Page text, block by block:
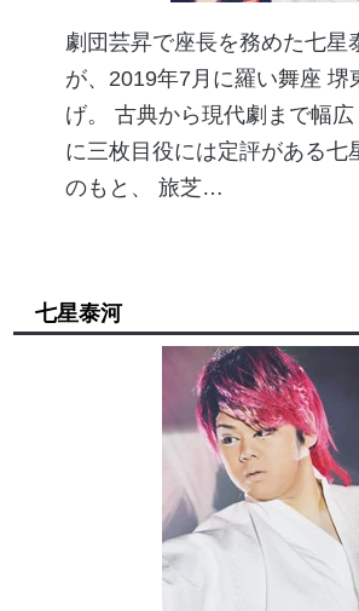
劇団芸昇で座長を務めた七星
が、2019年7月に羅い舞座 堺
げ。 古典から現代劇まで幅
に三枚目役には定評がある七
のもと、 旅芝…
七星泰河